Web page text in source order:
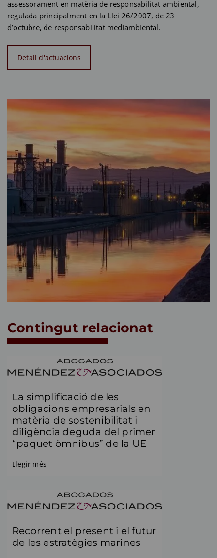
assessorament en matèria de responsabilitat ambiental,
regulada principalment en la Llei 26/2007, de 23
d’octubre, de responsabilitat mediambiental.
Detall d'actuacions
Contingut relacionat
La simplificació de les
obligacions empresarials en
matèria de sostenibilitat i
diligència deguda del primer
“paquet òmnibus” de la UE
Llegir més
Recorrent el present i el futur
de les estratègies marines